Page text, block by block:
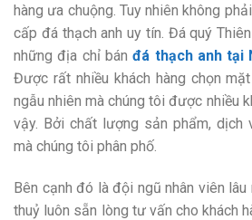
hàng ưa chuộng. Tuy nhiên không
cấp đá thạch anh uy tín. Đá quý
những địa chỉ bánđá thạch anh tại
Được rất nhiều khách hàng chọn
ngẫu nhiên mà chúng tôi được nhiều
vậy. Bởi chất lượng sản phẩm, dịch
mà chúng tôi phân phố.
Bên cạnh đó là đội ngũ nhân viên lâu
thuỷ luôn sẵn lòng tư vấn cho khách